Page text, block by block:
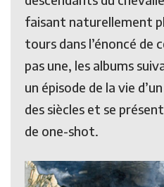
faisant naturellement
tours dans l’énoncé de
pas une, les albums
un épisode de la vie
des siècles et se
de one-shot.